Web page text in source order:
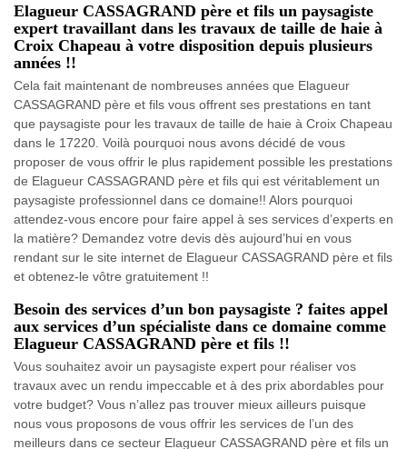
Elagueur CASSAGRAND père et fils un paysagiste
expert travaillant dans les travaux de taille de haie à
Croix Chapeau à votre disposition depuis plusieurs
années !!
Cela fait maintenant de nombreuses années que Elagueur
CASSAGRAND père et fils vous offrent ses prestations en tant
que paysagiste pour les travaux de taille de haie à Croix Chapeau
dans le 17220. Voilà pourquoi nous avons décidé de vous
proposer de vous offrir le plus rapidement possible les prestations
de Elagueur CASSAGRAND père et fils qui est véritablement un
paysagiste professionnel dans ce domaine!! Alors pourquoi
attendez-vous encore pour faire appel à ses services d’experts en
la matière? Demandez votre devis dès aujourd’hui en vous
rendant sur le site internet de Elagueur CASSAGRAND père et fils
et obtenez-le vôtre gratuitement !!
Besoin des services d’un bon paysagiste ? faites appel
aux services d’un spécialiste dans ce domaine comme
Elagueur CASSAGRAND père et fils !!
Vous souhaitez avoir un paysagiste expert pour réaliser vos
travaux avec un rendu impeccable et à des prix abordables pour
votre budget? Vous n’allez pas trouver mieux ailleurs puisque
nous vous proposons de vous offrir les services de l’un des
meilleurs dans ce secteur Elagueur CASSAGRAND père et fils un